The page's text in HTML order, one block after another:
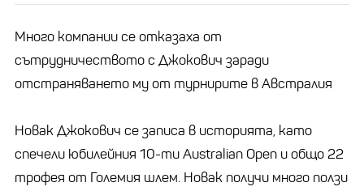
Много компании се отказаха от
сътрудничеството с Джокович заради
отстраняването му от турнирите в Австралия
Новак Джокович се записа в историята, като
спечели юбилейния 10-ти Australian Open и общо 22
трофея от Големия шлем. Новак получи много ползи